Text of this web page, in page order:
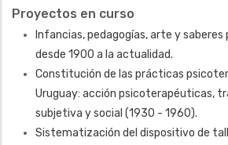
Proyectos en curso
Infancias, pedagogías, arte y saberes
desde 1900 a la actualidad.
Constitución de las prácticas
Uruguay: acción psicoterapéuticas,
subjetiva y social (1930 - 1960).
Sistematización del dispositivo de